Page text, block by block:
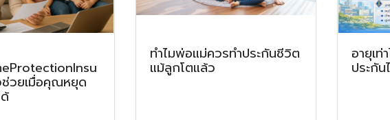
วยเมื่อคุณหยุด
ทำไมพ่อแม่ควรทำประกันชีวิต
แม้ลูกโตแล้ว
อายุเท่
ประกัน